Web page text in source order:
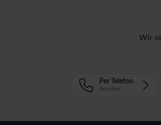
Wir
Per Telefon
Anrufen